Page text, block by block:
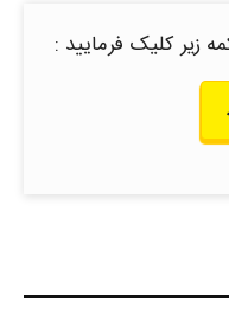
زیر کلیک فرمایید :